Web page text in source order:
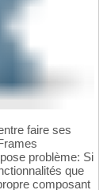
faire ses
problème: Si
que
composant